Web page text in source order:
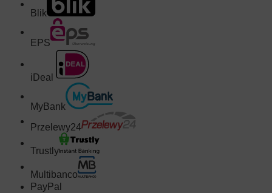
Blik
EPS
iDeal
MyBank
Przelewy24
Trustly
Multibanco
PayPal